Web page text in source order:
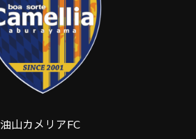
油山カメリアFC